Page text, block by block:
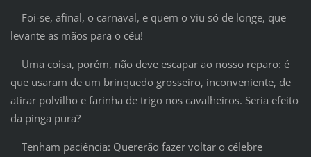
Foi-se, afinal, o carnaval, e quem o viu só de longe, que
levante as mãos para o céu!
Uma coisa, porém, não deve escapar ao nosso reparo: é
que usaram de um brinquedo grosseiro, inconveniente, de
atirar polvilho e farinha de trigo nos cavalheiros. Seria efeito
da pinga pura?
Tenham paciência: Quererão fazer voltar o célebre